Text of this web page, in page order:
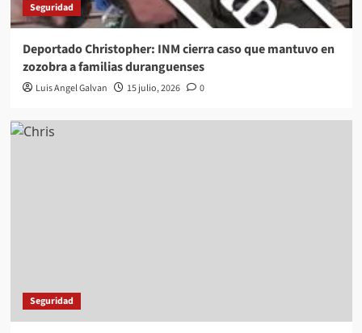
Seguridad
Deportado Christopher: INM cierra caso que mantuvo en
zozobra a familias duranguenses
Luis Angel Galvan 15 julio, 2026 0
Seguridad